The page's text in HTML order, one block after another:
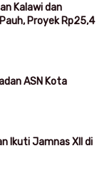
Kalawi dan
Proyek Rp25,4
ASN Kota
Ikuti Jamnas XII di